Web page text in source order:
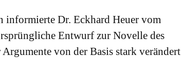
informierte Dr. Eckhard Heuer vom
Entwurf zur Novelle des
von der Basis stark verändert